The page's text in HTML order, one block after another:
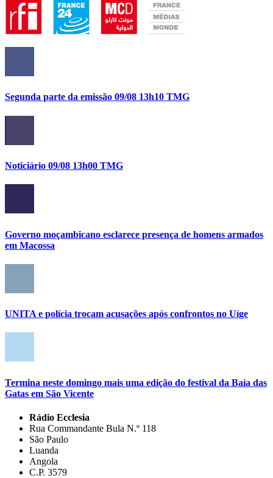
Segunda parte da emissão 09/08 13h10 TMG
Noticiário 09/08 13h00 TMG
Governo moçambicano esclarece presença de homens armados
em Macossa
UNITA e polícia trocam acusações após confrontos no Uíge
Termina neste domingo mais uma edição do festival da Baía das
Gatas em São Vicente
Rádio Ecclesia
Rua Commandante Bula N.º 118
São Paulo
Luanda
Angola
C.P. 3579